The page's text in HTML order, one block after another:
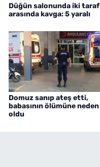
Düğün salonunda iki taraf
arasında kavga: 5 yaralı
Domuz sanıp ateş etti,
babasının ölümüne neden
oldu